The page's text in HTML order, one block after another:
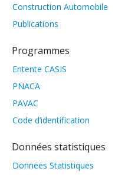
Construction Automobile
Publications
Programmes
Entente CASIS
PNACA
PAVAC
Code d’identification
Données statistiques
Donnees Statistiques